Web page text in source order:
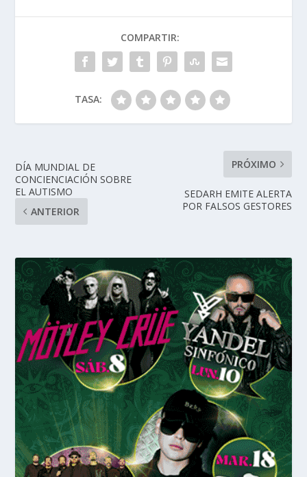
COMPARTIR:
TASA:
DÍA MUNDIAL DE
CONCIENCIACIÓN SOBRE
EL AUTISMO
ANTERIOR
PRÓXIMO
SEDARH EMITE ALERTA
POR FALSOS GESTORES